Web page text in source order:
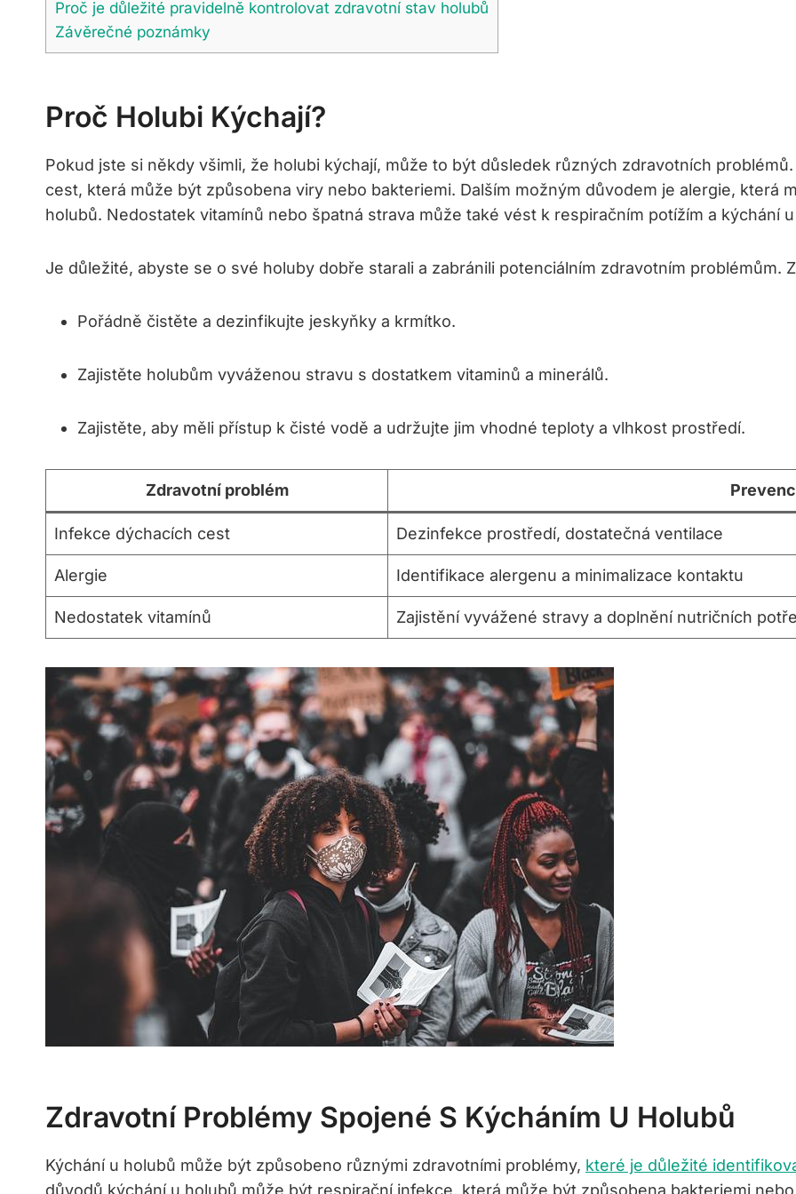
Proč je důležité pravidelně kontrolovat zdravotní stav holubů
Závěrečné poznámky
Proč Holubi Kýchají?
Pokud jste si někdy všimli, že holubi kýchají, může to být důsledek různých zdravotních
cest, která může být způsobena viry nebo bakteriemi. Dalším možným důvodem je alergie, která
holubů. Nedostatek vitamínů nebo špatná strava může také vést k respiračním potížím a kýchání
Je důležité, abyste se o své holuby dobře starali a zabránili potenciálním zdravotním problémům.
Pořádně čistěte a dezinfikujte jeskyňky a krmítko.
Zajistěte holubům vyváženou stravu s dostatkem vitaminů a minerálů.
Zajistěte, aby měli přístup k čisté vodě a udržujte jim vhodné teploty a vlhkost prostředí.
Zdravotní problém
Infekce dýchacích cest Dezinfekce prostředí, dostatečná ventilace
Alergie Identifikace alergenu a minimalizace kontaktu
Nedostatek vitamínů Zajistění vyvážené stravy a doplnění nutričních
Zdravotní Problémy Spojené S Kýcháním U Holubů
Kýchání u holubů může být způsobeno různými zdravotními problémy, které je důležité
důvodů kýchání u holubů může být respirační infekce, která může být způsobena bakteriemi